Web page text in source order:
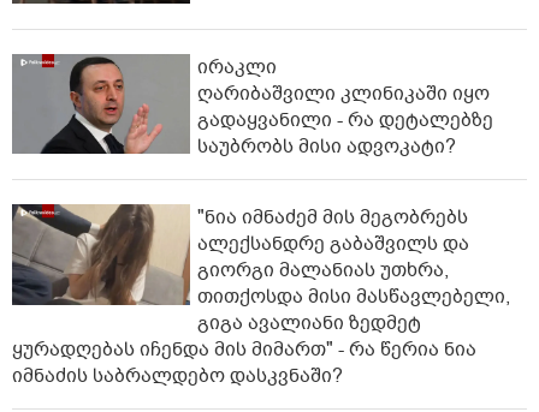
ირაკლი
ღარიბაშვილი კლინიკაში იყო
გადაყვანილი - რა დეტალებზე
საუბრობს მისი ადვოკატი?
"ნია იმნაძემ მის მეგობრებს
ალექსანდრე გაბაშვილს და
გიორგი მალანიას უთხრა,
თითქოსდა მისი მასწავლებელი,
გიგა ავალიანი ზედმეტ
ყურადღებას იჩენდა მის მიმართ" - რა წერია ნია
იმნაძის საბრალდებო დასკვნაში?